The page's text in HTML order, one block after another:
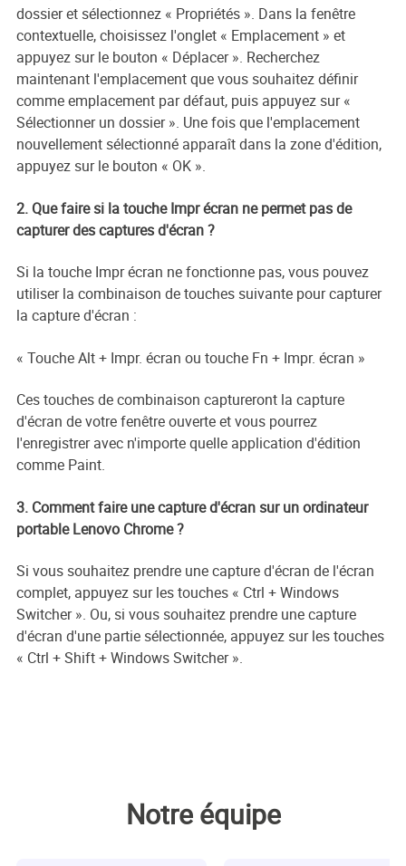
dossier et sélectionnez « Propriétés ». Dans la fenêtre
contextuelle, choisissez l'onglet « Emplacement » et
appuyez sur le bouton « Déplacer ». Recherchez
maintenant l'emplacement que vous souhaitez définir
comme emplacement par défaut, puis appuyez sur «
Sélectionner un dossier ». Une fois que l'emplacement
nouvellement sélectionné apparaît dans la zone d'édition,
appuyez sur le bouton « OK ».
2. Que faire si la touche Impr écran ne permet pas de
capturer des captures d'écran ?
Si la touche Impr écran ne fonctionne pas, vous pouvez
utiliser la combinaison de touches suivante pour capturer
la capture d'écran :
« Touche Alt + Impr. écran ou touche Fn + Impr. écran »
Ces touches de combinaison captureront la capture
d'écran de votre fenêtre ouverte et vous pourrez
l'enregistrer avec n'importe quelle application d'édition
comme Paint.
3. Comment faire une capture d'écran sur un ordinateur
portable Lenovo Chrome ?
Si vous souhaitez prendre une capture d'écran de l'écran
complet, appuyez sur les touches « Ctrl + Windows
Switcher ». Ou, si vous souhaitez prendre une capture
d'écran d'une partie sélectionnée, appuyez sur les touches
« Ctrl + Shift + Windows Switcher ».
Notre équipe